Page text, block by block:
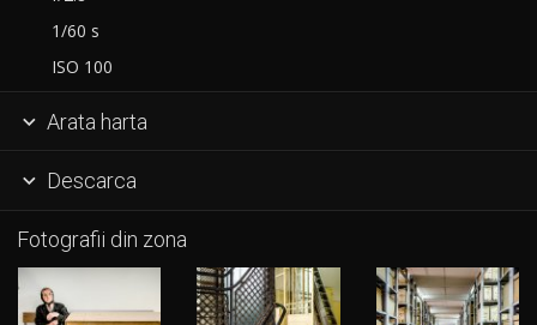
1/60 s
ISO 100
 Arata harta
 Descarca
Fotografii din zona